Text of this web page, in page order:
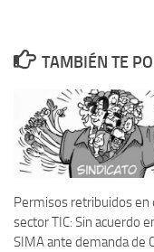
TAMBIÉN TE
Permisos retribuidos en
sector TIC: Sin acuerdo
SIMA ante demanda de